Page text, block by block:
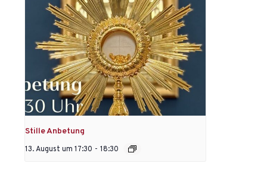
Stille Anbetung
13. August um 17:30 - 18:30